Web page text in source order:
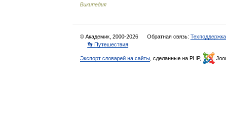
Википедия
© Академик, 2000-2026 Обратная связь: Техподдержка
👣 Путешествия
Экспорт словарей на сайты , сделанные на PHP,